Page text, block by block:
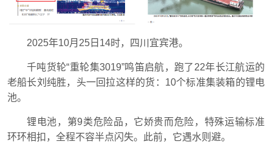
2025年10月25日14时，四川宜宾港。
千吨货轮“重轮集3019”鸣笛启航，跑了22年长江航运的
老船长刘纯胜，头一回拉这样的货：10个标准集装箱的锂电
池。
锂电池，第9类危险品，它娇贵而危险，特殊运输标准
环环相扣，全程不容半点闪失。此前，它遇水则避。